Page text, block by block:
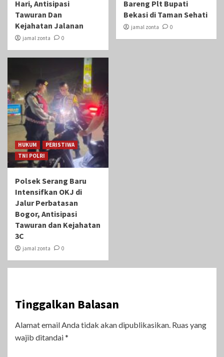
Hari, Antisipasi
Tawuran Dan
Kejahatan Jalanan
jamal zonta 0
Bareng Plt Bupati
Bekasi di Taman Sehati‎
jamal zonta 0
HUKUM
PERISTIWA
TNI POLRI
Polsek Serang Baru
Intensifkan OKJ di
Jalur Perbatasan
Bogor, Antisipasi
Tawuran dan Kejahatan
3C
jamal zonta 0
Tinggalkan Balasan
Alamat email Anda tidak akan dipublikasikan. Ruas yang
wajib ditandai*